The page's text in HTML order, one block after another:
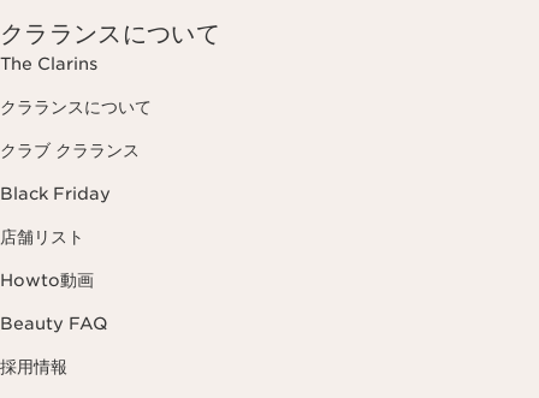
クラランスについて
The Clarins
クラランスについて
クラブ クラランス
Black Friday
店舗リスト
Howto動画
Beauty FAQ
採用情報